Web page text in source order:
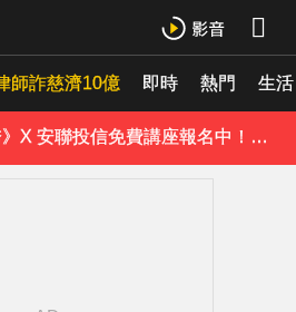
師詐慈濟10億 即時 熱門 生活
林炳生病逝 享壽70歲
台指期夜盤狂飆736點 專家揭反彈契機上看48000點
《理財達人秀》X 安聯投信免費講座報名中！搶先卡位 2027